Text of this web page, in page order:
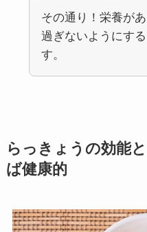
その通り！栄養が
過ぎないようにす
す。
らっきょうの効能
ば健康的